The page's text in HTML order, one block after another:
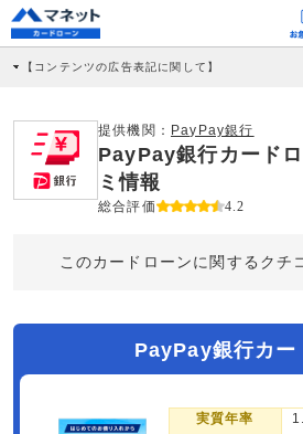
【コンテンツの広告表記に関して】
社に対して企業から紹介報酬が支払われるという収
商品を根拠なくPRするものではなく、当編集部の
どに基づき、公平性を担保した情報提供を行ってい
>提携企業一覧
提供機関： PayPay銀行
PayPay銀行カード
ミ情報
総合評価 4.2
このカードローンに関するクチ
PayPay銀行カー
実質年率